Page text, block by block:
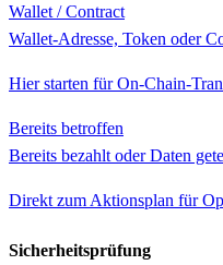
Wallet / Contract
Wallet-Adresse, Token oder
Hier starten für On-Chain-
Bereits betroffen
Bereits bezahlt oder Daten
Direkt zum Aktionsplan für
Sicherheitsprüfung